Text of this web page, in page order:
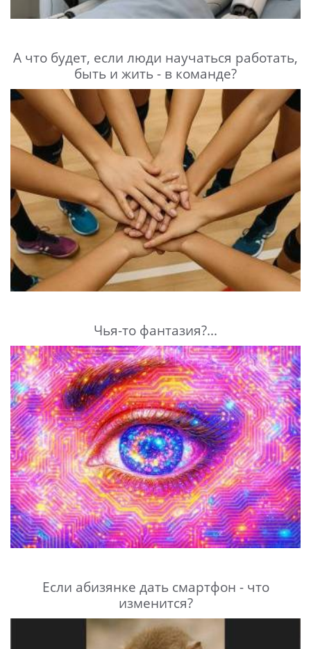
А что будет, если люди научаться работать,
быть и жить - в команде?
Чья-то фантазия?...
Если абизянке дать смартфон - что
изменится?